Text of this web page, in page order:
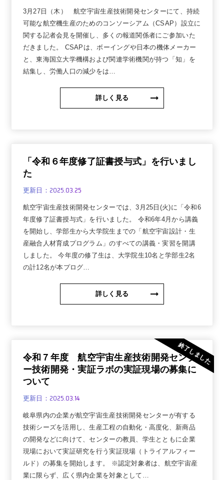
3月27日（木） 航空宇宙生産技術開発センターにて、持続
可能な航空機生産のためのコンソーシアム（CSAP）設立に
関する記者会見を開催し、多くの報道関係者にご参加いた
だきました。 CSAPは、ボーイングや日本の機体メーカー
と、東海国立大学機構および関連学術機関が持つ「知」を
結集し、労働人口の減少をは…
詳しく見る
「令和６年度修了証書授与式」を行いまし
た
更新日： 2025.03.25
航空宇宙生産技術開発センターでは、3月25日(火)に「令和6
年度修了証書授与式」を行いました。 令和6年4月から講義
を開始し、学部生から大学院生までの「航空宇宙設計・生
産融合人材育成プログラム」のすべての講義・実習を開講
しました。 今年度の修了生は、大学院生10名と学部生2名
の計12名が本プログ…
詳しく見る
終了しました
令和７年度 航空宇宙生産技術開発センタ
ー技術開発・実証ラボの実証現場の募集に
ついて
更新日： 2025.03.14
岐阜県内の企業が航空宇宙生産技術開発センターが有する
技術シーズを活用し、生産工程の自動化・高度化、新商品
の開発などに向けて、センターの教員、学生とともに企業
現場において実証研究を行う実証現場（トライアルフィー
ルド）の募集を開始します。 ※認定対象者は、航空宇宙産
業に限らず、広く県内企業を対象として…